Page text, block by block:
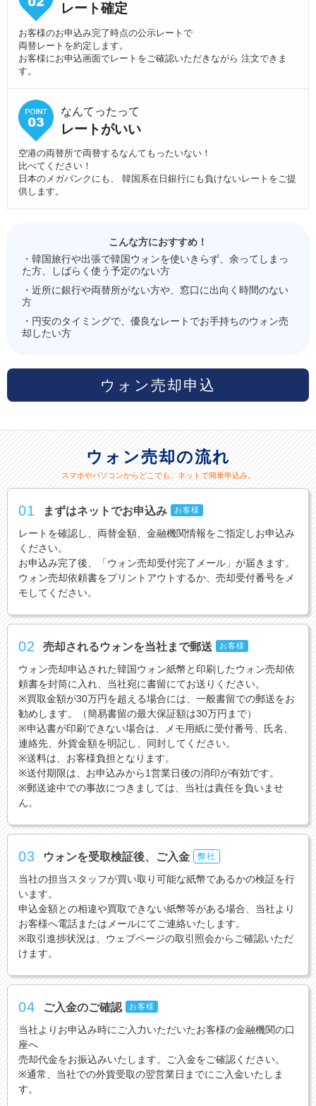
レート確定
お客様のお申込み完了時点の公示レートで
両替レートを約定します。
お客様にお申込画面でレートをご確認いただきながら 注文できま
す。
なんてったって
レートがいい
空港の両替所で両替するなんてもったいない！
比べてください！
日本のメガバンクにも、 韓国系在日銀行にも負けないレートをご提
供します。
こんな方におすすめ！
・韓国旅行や出張で韓国ウォンを使いきらず、余ってしまっ
た方、しばらく使う予定のない方
・近所に銀行や両替所がない方や、窓口に出向く時間のない
方
・円安のタイミングで、優良なレートでお手持ちのウォン売
却したい方
ウォン売却申込
ウォン売却の流れ
スマホやパソコンからどこでも、ネットで簡単申込み。
01 まずはネットでお申込み お客様
レートを確認し、両替金額、金融機関情報をご指定しお申込み
ください。
お申込み完了後、「ウォン売却受付完了メール」が届きます。
ウォン売却依頼書をプリントアウトするか、売却受付番号をメ
モしてください。
02 売却されるウォンを当社まで郵送 お客様
ウォン売却申込された韓国ウォン紙幣と印刷したウォン売却依
頼書を封筒に入れ、当社宛に書留にてお送りください。
※買取金額が30万円を超える場合には、一般書留での郵送をお
勧めします。（簡易書留の最大保証額は30万円まで）
※申込書が印刷できない場合は、メモ用紙に受付番号、氏名、
連絡先、外貨金額を明記し、同封してください。
※送料は、お客様負担となります。
※送付期限は、お申込みから1営業日後の消印が有効です。
※郵送途中での事故につきましては、当社は責任を負いませ
ん。
03 ウォンを受取検証後、ご入金 弊社
当社の担当スタッフが買い取り可能な紙幣であるかの検証を行
います。
申込金額との相違や買取できない紙幣等がある場合、当社より
お客様へ電話またはメールにてご連絡いたします。
※取引進捗状況は、ウェブページの取引照会からご確認いただ
けます。
04 ご入金のご確認 お客様
当社よりお申込み時にご入力いただいたお客様の金融機関の口
座へ
売却代金をお振込みいたします。ご入金をご確認ください。
※通常、当社での外貨受取の翌営業日までにご入金いたしま
す。